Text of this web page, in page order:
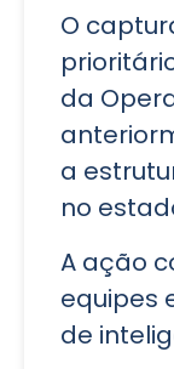
O
da
a
no
A ação
equipes
de